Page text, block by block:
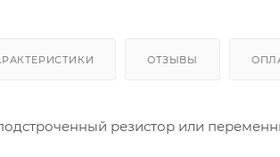
ОТЗЫВЫ
резистор или